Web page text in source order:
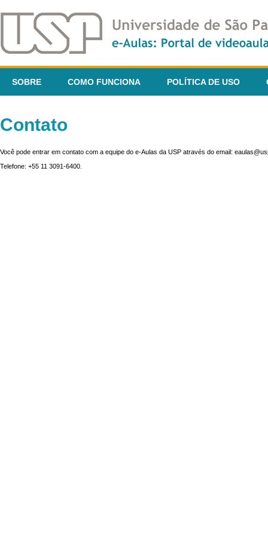
SOBRE COMO FUNCIONA POLÍTICA DE USO
Contato
Você pode entrar em contato com a equipe do e-Aulas da USP através do email:
Telefone: +55 11 3091-6400.